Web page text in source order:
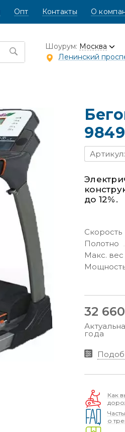
Опт Контакты О
Шоурум: Москва
Ленинский
до 12%.
Скорость
Полотно
Макс. вес
32 660
года
Как
о